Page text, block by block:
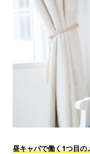
昼キャバで働く1つ目